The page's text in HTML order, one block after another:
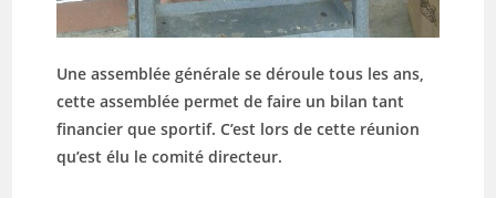
Une assemblée générale se déroule tous les ans,
cette assemblée permet de faire un bilan tant
financier que sportif. C’est lors de cette réunion
qu’est élu le comité directeur.